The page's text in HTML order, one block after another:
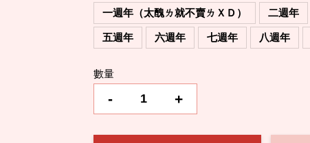
一週年（太醜ㄌ就不賣ㄌＸＤ） 二週年
五週年 六週年 七週年 八週年
數量
- +